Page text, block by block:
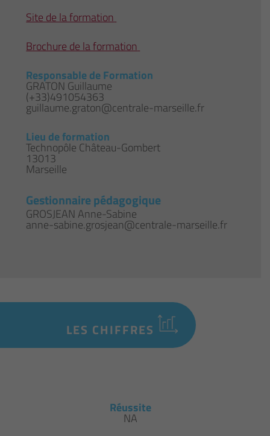
Site de la formation
Brochure de la formation
Responsable de Formation
GRATON Guillaume
(+33)491054363
guillaume.graton@centrale-marseille.fr
Lieu de formation
Technopôle Château-Gombert
13013
Marseille
Gestionnaire pédagogique
GROSJEAN Anne-Sabine
anne-sabine.grosjean@centrale-marseille.fr
LES CHIFFRES
Réussite
NA